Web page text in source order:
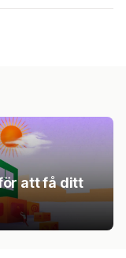
att få ditt